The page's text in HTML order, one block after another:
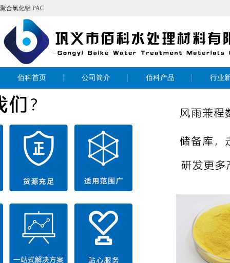
聚合氯化铝 PAC
佰科首页 公司简介 佰科产品 行业